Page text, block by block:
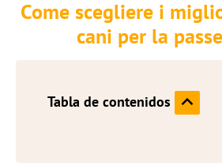
Come scegliere i
cani per la
Tabla de contenidos